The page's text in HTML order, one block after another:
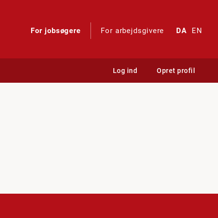
For jobsøgere For arbejdsgivere DA EN
Log ind Opret profil